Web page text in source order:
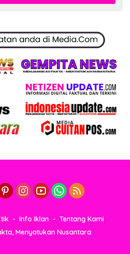
Info Iklan
Tentang Kami
Menyatukan Nusantara